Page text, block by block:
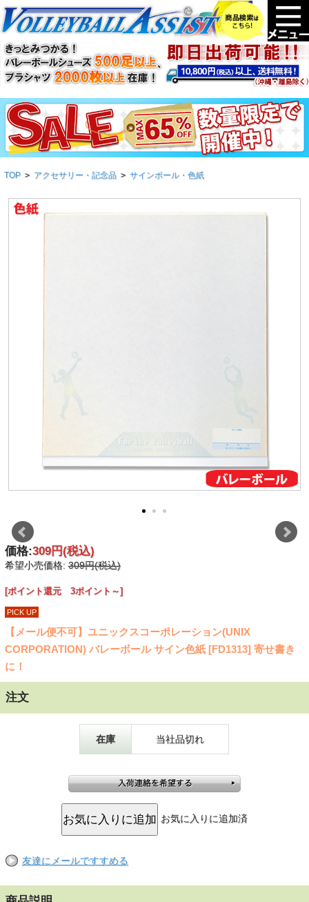
TOP > アクセサリー・記念品 > サインボール・色紙
価格:309円(税込)
希望小売価格:309円(税込)
[ポイント還元 3ポイント～]
PICK UP
【メール便不可】ユニックスコーポレーション(UNIX
CORPORATION) バレーボール サイン色紙 [FD1313] 寄せ書き
に！
注文
在庫 当社品切れ
お気に入りに追加済
友達にメールですすめる